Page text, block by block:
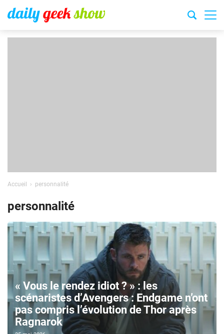
Accueil personnalité
personnalité
« Vous le rendez idiot ? » : les
scénaristes d’Avengers : Endgame n’ont
pas compris l’évolution de Thor après
Ragnarok